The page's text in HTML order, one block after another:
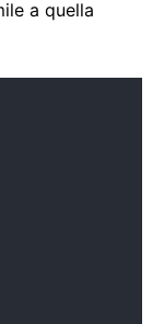
a quella